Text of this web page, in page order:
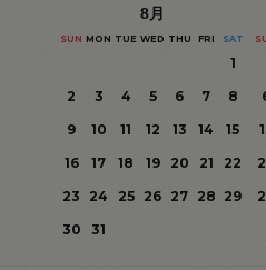
8月
SUN MON TUE WED THU FRI SAT
1
2
3 4 5 6 7
8
9
10 11 12 13 14
15
16
17 18 19 20 21
22
23
24 25 26 27 28 29
30
31